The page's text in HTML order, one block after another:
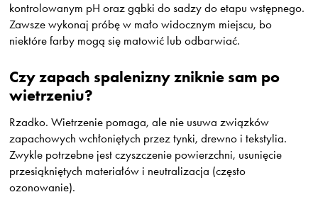
kontrolowanym pH oraz gąbki do sadzy do etapu wstępnego.
Zawsze wykonaj próbę w mało widocznym miejscu, bo
niektóre farby mogą się matowić lub odbarwiać.
Czy zapach spalenizny zniknie sam po
wietrzeniu?
Rzadko. Wietrzenie pomaga, ale nie usuwa związków
zapachowych wchłoniętych przez tynki, drewno i tekstylia.
Zwykle potrzebne jest czyszczenie powierzchni, usunięcie
przesiąkniętych materiałów i neutralizacja (często
ozonowanie).